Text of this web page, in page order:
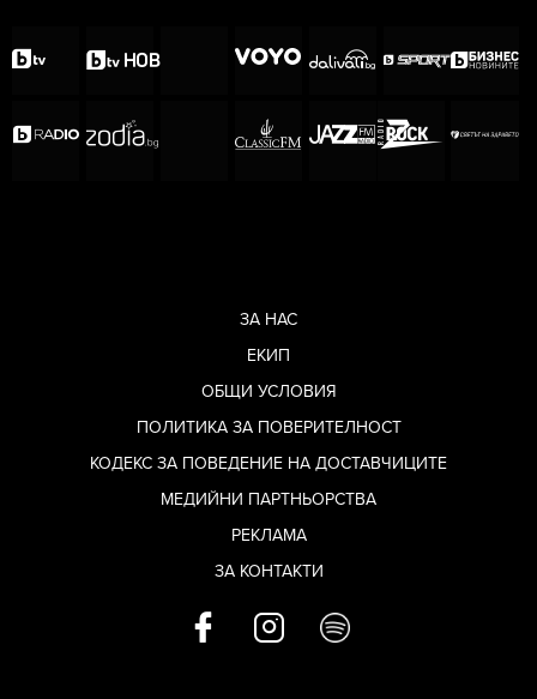
ЗА НАС
ЕКИП
ОБЩИ УСЛОВИЯ
ПОЛИТИКА ЗА ПОВЕРИТЕЛНОСТ
КОДЕКС ЗА ПОВЕДЕНИЕ НА ДОСТАВЧИЦИТЕ
МЕДИЙНИ ПАРТНЬОРСТВА
РЕКЛАМА
ЗА КОНТАКТИ